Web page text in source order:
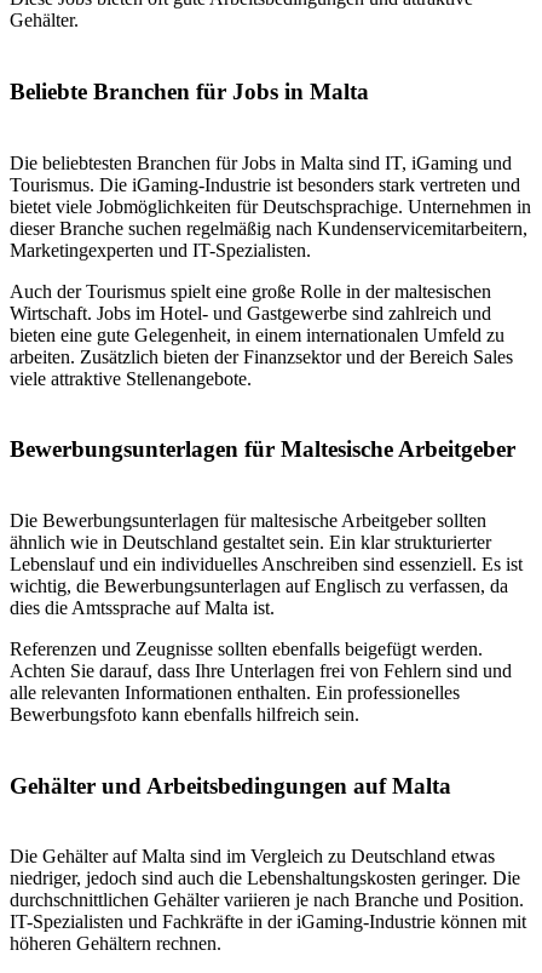
Gehälter.
Beliebte Branchen für Jobs in Malta
Die beliebtesten Branchen für Jobs in Malta sind IT, iGaming und
Tourismus. Die iGaming-Industrie ist besonders stark vertreten und
bietet viele Jobmöglichkeiten für Deutschsprachige. Unternehmen in
dieser Branche suchen regelmäßig nach Kundenservicemitarbeitern,
Marketingexperten und IT-Spezialisten.
Auch der Tourismus spielt eine große Rolle in der maltesischen
Wirtschaft. Jobs im Hotel- und Gastgewerbe sind zahlreich und
bieten eine gute Gelegenheit, in einem internationalen Umfeld zu
arbeiten. Zusätzlich bieten der Finanzsektor und der Bereich Sales
viele attraktive Stellenangebote.
Bewerbungsunterlagen für Maltesische Arbeitgeber
Die Bewerbungsunterlagen für maltesische Arbeitgeber sollten
ähnlich wie in Deutschland gestaltet sein. Ein klar strukturierter
Lebenslauf und ein individuelles Anschreiben sind essenziell. Es ist
wichtig, die Bewerbungsunterlagen auf Englisch zu verfassen, da
dies die Amtssprache auf Malta ist.
Referenzen und Zeugnisse sollten ebenfalls beigefügt werden.
Achten Sie darauf, dass Ihre Unterlagen frei von Fehlern sind und
alle relevanten Informationen enthalten. Ein professionelles
Bewerbungsfoto kann ebenfalls hilfreich sein.
Gehälter und Arbeitsbedingungen auf Malta
Die Gehälter auf Malta sind im Vergleich zu Deutschland etwas
niedriger, jedoch sind auch die Lebenshaltungskosten geringer. Die
durchschnittlichen Gehälter variieren je nach Branche und Position.
IT-Spezialisten und Fachkräfte in der iGaming-Industrie können mit
höheren Gehältern rechnen.